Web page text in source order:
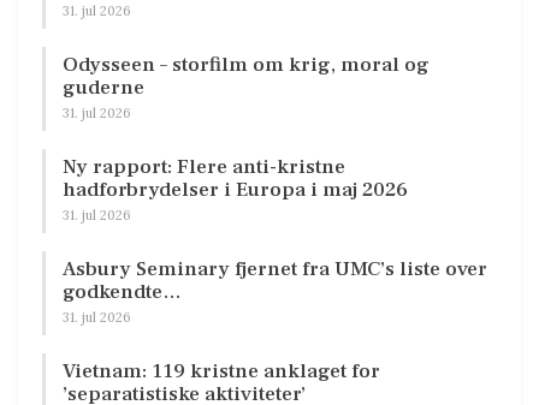
31. jul 2026
Odysseen – storfilm om krig, moral og
guderne
31. jul 2026
Ny rapport: Flere anti-kristne
hadforbrydelser i Europa i maj 2026
31. jul 2026
Asbury Seminary fjernet fra UMC’s liste over
godkendte…
31. jul 2026
Vietnam: 119 kristne anklaget for
’separatistiske aktiviteter’